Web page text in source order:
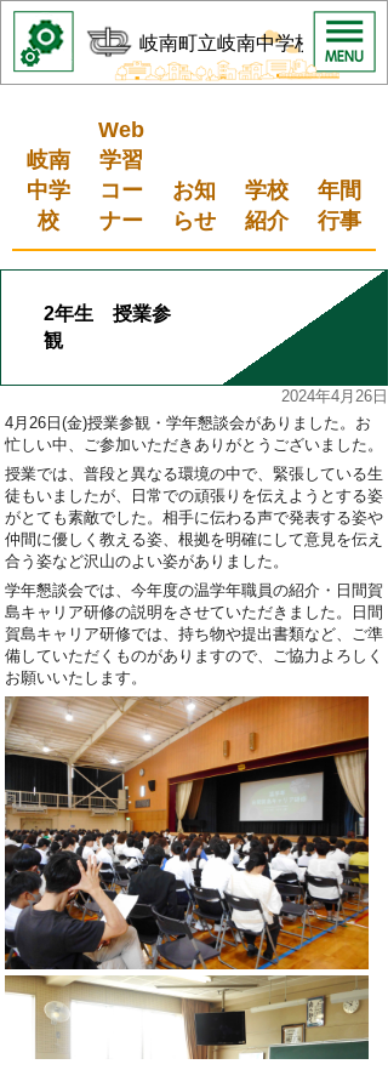
岐南町立岐南中学校
岐南
中学
校
Web
学習
コー
ナー
お知
らせ
学校
紹介
年間
行事
2年生 授業参
観
2024年4月26日
4月26日(金)授業参観・学年懇談会がありました。お
忙しい中、ご参加いただきありがとうございました。
授業では、普段と異なる環境の中で、緊張している生
徒もいましたが、日常での頑張りを伝えようとする姿
がとても素敵でした。相手に伝わる声で発表する姿や
仲間に優しく教える姿、根拠を明確にして意見を伝え
合う姿など沢山のよい姿がありました。
学年懇談会では、今年度の温学年職員の紹介・日間賀
島キャリア研修の説明をさせていただきました。日間
賀島キャリア研修では、持ち物や提出書類など、ご準
備していただくものがありますので、ご協力よろしく
お願いいたします。